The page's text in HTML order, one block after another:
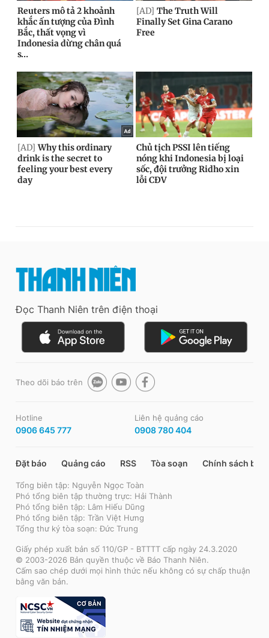
Đọc Thanh Niên trên điện thoại
Theo dõi báo trên
Hotline
0906 645 777
Liên hệ quảng cáo
0908 780 404
Đặt báo Quảng cáo RSS Tòa soạn Chính sách bảo
Tổng biên tập: Nguyễn Ngọc Toàn
Phó tổng biên tập thường trực: Hải Thành
Phó tổng biên tập: Lâm Hiếu Dũng
Phó tổng biên tập: Trần Việt Hưng
Tổng thư ký tòa soạn: Đức Trung
Giấy phép xuất bản số 110/GP - BTTTT cấp ngày 24.3.2020
© 2003-2026 Bản quyền thuộc về Báo Thanh Niên.
Cấm sao chép dưới mọi hình thức nếu không có sự chấp thuận
bằng văn bản.